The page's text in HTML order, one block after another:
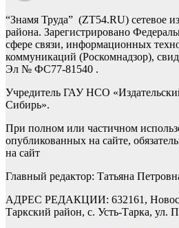
“Знамя Труда” (ZT54.RU) сетевое
района. Зарегистрировано
сфере связи, информационных
коммуникаций (Роскомнадзор),
Эл № ФС77-81540 .
Учредитель ГАУ НСО
Сибирь».
При полном или частичном
опубликованных на сайте,
на сайт
Главный редактор: Татьяна
АДРЕС РЕДАКЦИИ: 632161,
Таркский район, с. Усть-Тарка, ул.